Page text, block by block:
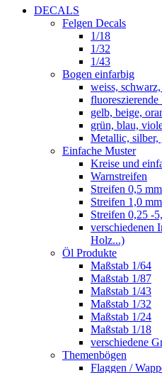
DECALS
Felgen Decals
1/18
1/32
1/43
Bogen einfarbig
weiss,
fluoreszierende
gelb, beige,
grün, blau,
Metallic, silber,
Einfache Muster
Kreise und
Warnstreifen
Streifen 0,5
Streifen 1,0
Streifen 0,25 -
verschiedenen
Holz...)
Öl Produkte
Maßstab 1/64
Maßstab 1/87
Maßstab 1/43
Maßstab 1/32
Maßstab 1/24
Maßstab 1/18
verschiedene
Themenbögen
Flaggen /